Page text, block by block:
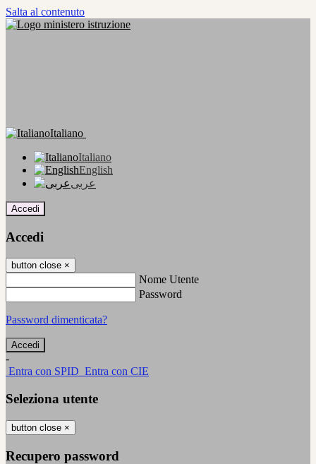
Salta al contenuto
Italiano
Italiano
English
عربى
Accedi
Accedi
button close ×
Nome Utente
Password
Password dimenticata?
-
Entra con SPID Entra con CIE
Seleziona utente
button close ×
Recupero password